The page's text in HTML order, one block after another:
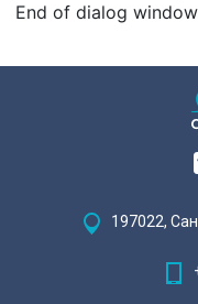
End of dialog
197022,